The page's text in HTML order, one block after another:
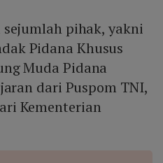
pihak, yakni
Pidana Khusus
Muda Pidana
dari Puspom TNI,
Kementerian